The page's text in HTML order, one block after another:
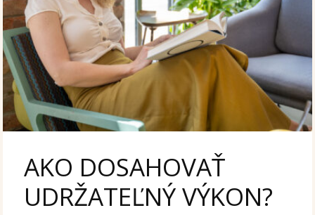
AKO DOSAHOVAŤ
UDRŽATEĽNÝ VÝKON?